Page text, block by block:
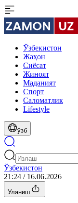
Ўзбекистон
Жаҳон
Сиёсат
Жиноят
Маданият
Спорт
Cаломатлик
Lifestyle
ўзб
Ўзбекистон
21:24 / 16.06.2026
Уланиш